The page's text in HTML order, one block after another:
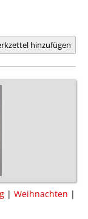
hinzufügen
| Weihnachten |